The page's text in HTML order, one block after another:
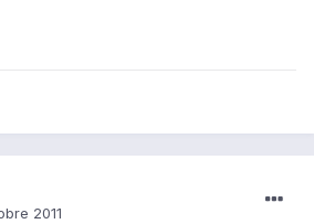
2011